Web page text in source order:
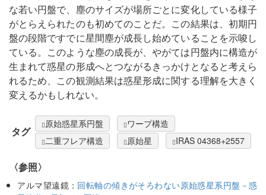
な若い円盤で、塵のサイズが場所ごとに変化している様子
がとらえられたのも初めてのことだ。この結果は、初期円
盤の段階ですでに星間塵が成長し始めていることを示唆し
ている。このような塵の成長が、やがては円盤内に構造が
生まれて惑星の形成へとつながるきっかけとなると考えら
れるため、この観測結果は惑星形成に関する理解を大きく
変えるかもしれない。
タグ
原始惑星系円盤
ワープ構造
二重フレア構造
原始星 IRAS 04368+2557
〈参照〉
アルマ望遠鏡： 回転軸の傾きがそろわない原始惑星系円盤－惑